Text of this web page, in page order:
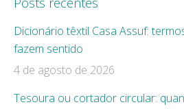
Dicionário têxtil Casa Assuf:
fazem sentido
4 de agosto de 2026
Tesoura ou cortador circular: